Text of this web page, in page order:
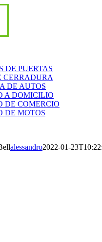
DE PUERTAS
CERRADURA
DE AUTOS
A DOMICILIO
DE COMERCIO
DE MOTOS
alessandro2022-01-